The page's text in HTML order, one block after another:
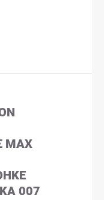
MAX
007